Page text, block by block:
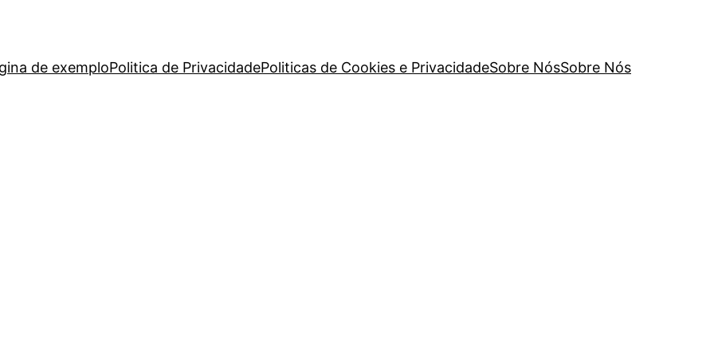
de exemploPolitica de PrivacidadePoliticas de Cookies e PrivacidadeSobre NósSobre Nós